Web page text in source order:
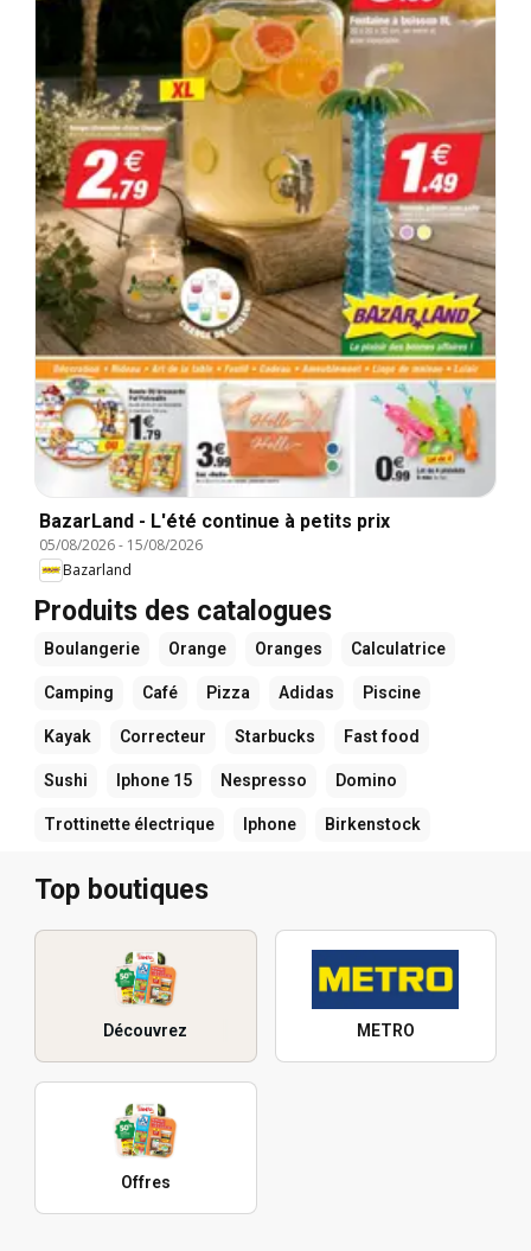
BazarLand - L'été continue à petits prix
05/08/2026- 15/08/2026
Bazarland
Produits des catalogues
Boulangerie Orange Oranges Calculatrice
Camping Café Pizza Adidas Piscine
Kayak Correcteur Starbucks Fast food
Sushi Iphone 15 Nespresso Domino
Trottinette électrique Iphone Birkenstock
Top boutiques
Découvrez METRO
Offres